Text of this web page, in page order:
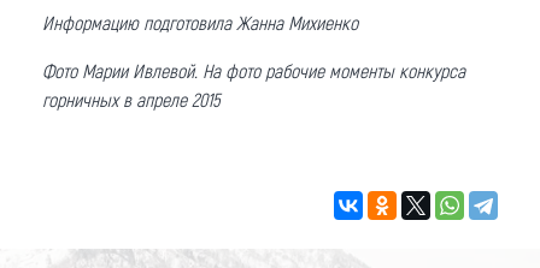
Информацию подготовила Жанна Михиенко
Фото Марии Ивлевой. На фото рабочие моменты конкурса
горничных в апреле 2015